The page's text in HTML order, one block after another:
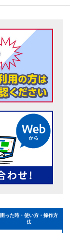
困った時・使い方・操作方
法